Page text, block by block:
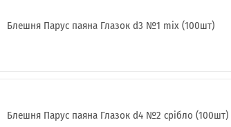
Блешня Парус паяна Глазок d3 №1 mix (100шт)
Блешня Парус паяна Глазок d4 №2 срібло (100шт)